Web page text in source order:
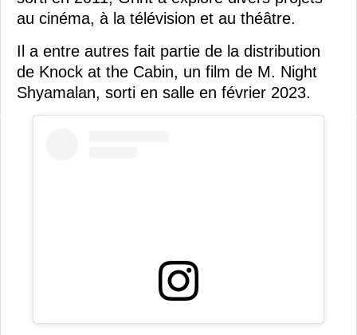
au cinéma, à la télévision et au théâtre.
Il a entre autres fait partie de la distribution
de Knock at the Cabin, un film de M. Night
Shyamalan, sorti en salle en février 2023.